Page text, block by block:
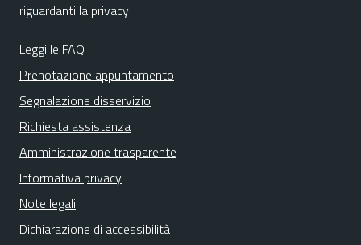
riguardanti la privacy
Leggi le FAQ
Prenotazione appuntamento
Segnalazione disservizio
Richiesta assistenza
Amministrazione trasparente
Informativa privacy
Note legali
Dichiarazione di accessibilità